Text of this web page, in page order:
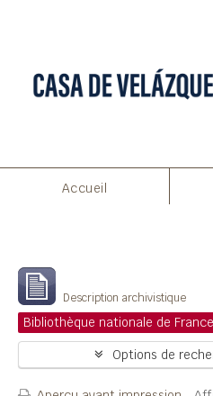
Accueil
Description archivistique
Options de